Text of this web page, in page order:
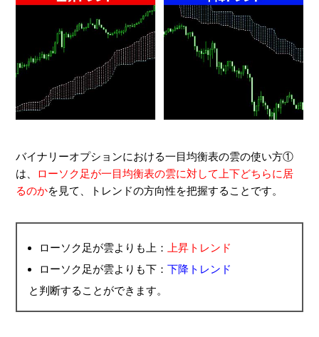
バイナリーオプションにおける一目均衡表の雲の使い方①
は、 ローソク足が一目均衡表の雲に対して上下どちらに居
るのかを見て、トレンドの方向性を把握することです。
ローソク足が雲よりも上：
上昇トレンド
ローソク足が雲よりも下：下降トレンド
と判断することができます。